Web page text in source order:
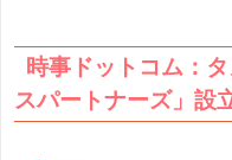
時事ドットコム：
スパートナーズ」設